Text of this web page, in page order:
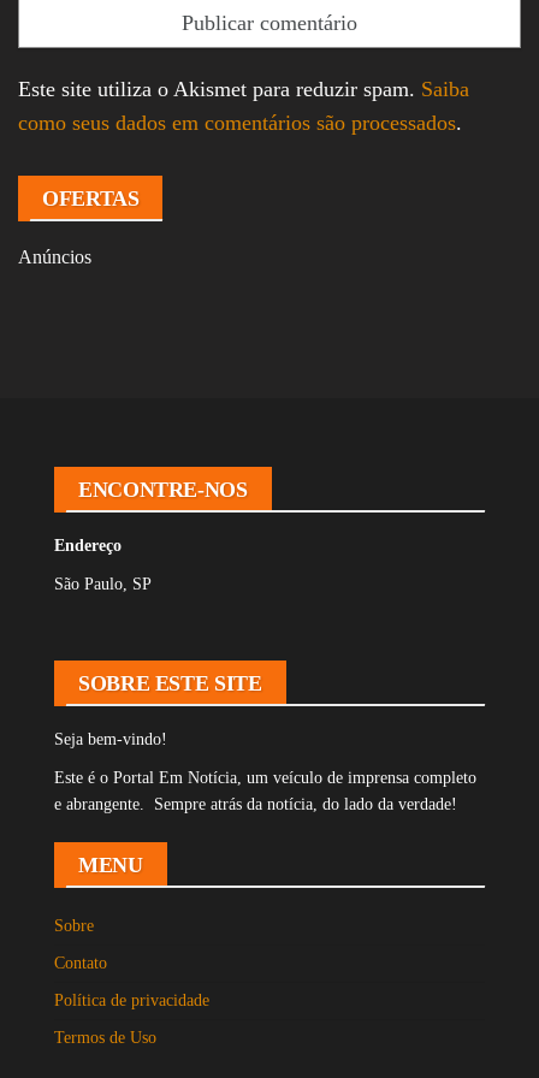
Este site utiliza o Akismet para reduzir spam. Saiba
como seus dados em comentários são processados.
OFERTAS
Anúncios
ENCONTRE-NOS
Endereço
São Paulo, SP
SOBRE ESTE SITE
Seja bem-vindo!
Este é o Portal Em Notícia, um veículo de imprensa completo
e abrangente. Sempre atrás da notícia, do lado da verdade!
MENU
Sobre
Contato
Política de privacidade
Termos de Uso